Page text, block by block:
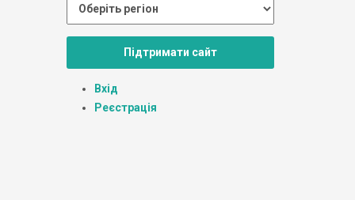
Підтримати сайт
Вхід
Реєстрація